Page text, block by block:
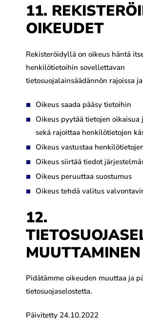
11.
OIKEUDET
Rekisteröidyllä on oikeus häntä
henkilötietoihin sovellettavan
tietosuojalainsäädännön rajoissa
Oikeus saada pääsy tietoihin
Oikeus pyytää tietojen oikaisua
sekä rajoittaa henkilötietojen
Oikeus vastustaa
Oikeus siirtää tiedot
Oikeus peruuttaa suostumus
Oikeus tehdä valitus
12.
MUUTTAMINEN
Pidätämme oikeuden muuttaa ja
tietosuojaselostetta.
Päivitetty 24.10.2022